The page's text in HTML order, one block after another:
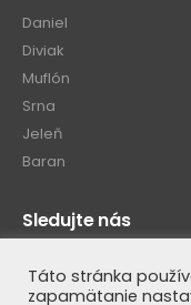
Daniel
Diviak
Muflón
Srna
Jeleň
Baran
Sledujte nás
Táto stránka
zapamätanie